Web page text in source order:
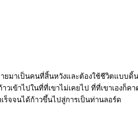
ยมาเป็นคนที่สิ้นหวังและต้องใช้ชีวิตแบบดิ้
เข้าไปในที่ที่เขาไม่เคยไป ที่ที่เขาเองก็คา
ร็จจนได้ก้าวขึ้นไปสู่การเป็นท่านลอร์ด